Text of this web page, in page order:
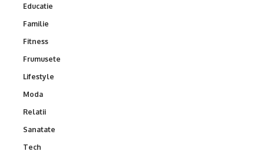
Educatie
Familie
Fitness
Frumusete
Lifestyle
Moda
Relatii
Sanatate
Tech